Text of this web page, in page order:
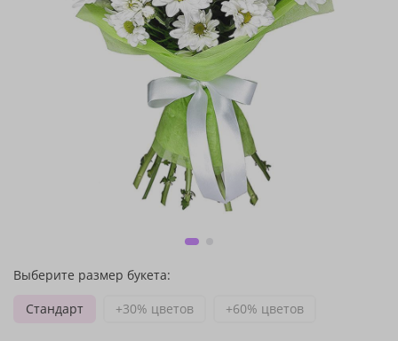
Выберите размер букета:
Стандарт
+30% цветов +60% цветов